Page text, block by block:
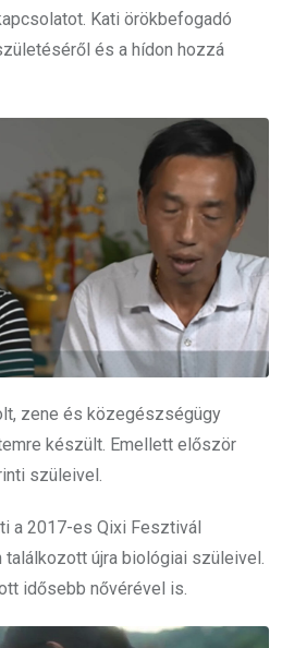
Kati örökbefogadó
és a hídon hozzá
zene és közegészségügy
készült. Emellett először
szüleivel.
a 2017-es Qixi Fesztivál
találkozott újra biológiai szüleivel.
idősebb nővérével is.